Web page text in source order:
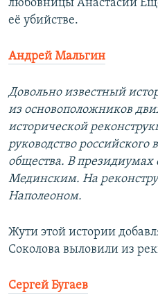
любовницы Анастасии
её убийстве.
Андрей Мальгин
Довольно известный
из основоположников
исторической
руководство российского
общества. В президиумах
Мединским. На
Наполеоном.
Жути этой истории
Соколова выловили из
Сергей Бугаев